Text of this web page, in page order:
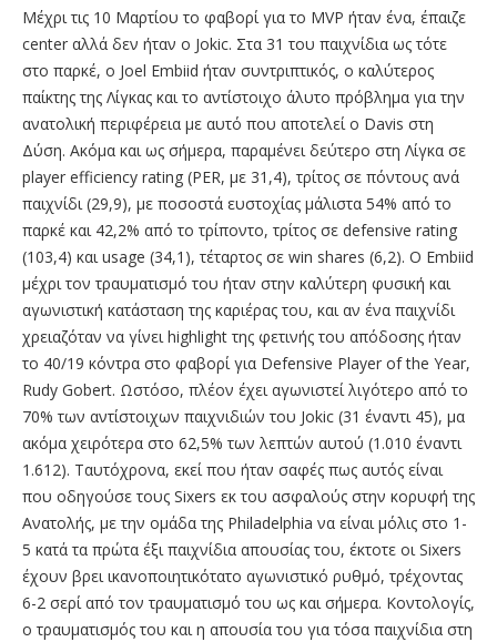
Μέχρι τις 10 Μαρτίου το φαβορί για το MVP ήταν ένα, έπαιζε
center αλλά δεν ήταν ο Jokic. Στα 31 του παιχνίδια ως τότε
στο παρκέ, ο Joel Embiid ήταν συντριπτικός, ο καλύτερος
παίκτης της Λίγκας και το αντίστοιχο άλυτο πρόβλημα για την
ανατολική περιφέρεια με αυτό που αποτελεί o Davis στη
Δύση. Ακόμα και ως σήμερα, παραμένει δεύτερο στη Λίγκα σε
player efficiency rating (PER, με 31,4), τρίτος σε πόντους ανά
παιχνίδι (29,9), με ποσοστά ευστοχίας μάλιστα 54% από το
παρκέ και 42,2% από το τρίποντο, τρίτος σε defensive rating
(103,4) και usage (34,1), τέταρτος σε win shares (6,2). Ο Embiid
μέχρι τον τραυματισμό του ήταν στην καλύτερη φυσική και
αγωνιστική κατάσταση της καριέρας του, και αν ένα παιχνίδι
χρειαζόταν να γίνει highlight της φετινής του απόδοσης ήταν
το 40/19 κόντρα στο φαβορί για Defensive Player of the Year,
Rudy Gobert. Ωστόσο, πλέον έχει αγωνιστεί λιγότερο από το
70% των αντίστοιχων παιχνιδιών του Jokic (31 έναντι 45), μα
ακόμα χειρότερα στο 62,5% των λεπτών αυτού (1.010 έναντι
1.612). Tαυτόχρονα, εκεί που ήταν σαφές πως αυτός είναι
που οδηγούσε τους Sixers εκ του ασφαλούς στην κορυφή της
Ανατολής, με την ομάδα της Philadelphia να είναι μόλις στο 1-
5 κατά τα πρώτα έξι παιχνίδια απουσίας του, έκτοτε οι Sixers
έχουν βρει ικανοποιητικότατο αγωνιστικό ρυθμό, τρέχοντας
6-2 σερί από τον τραυματισμό του ως και σήμερα. Κοντολογίς,
ο τραυματισμός του και η απουσία του για τόσα παιχνίδια στη